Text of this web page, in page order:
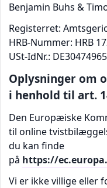
Benjamin Buhs &
Registerret:
HRB-Nummer: HRB
USt-IdNr.:
Oplysninger om
i henhold til art.
Den Europæiske
til online
du kan finde
på https://
Vi er ikke villige eller